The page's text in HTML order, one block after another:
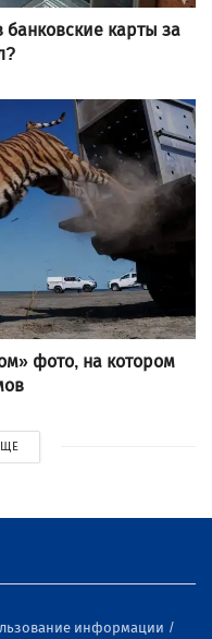
банковские карты за
фото, на котором
информации